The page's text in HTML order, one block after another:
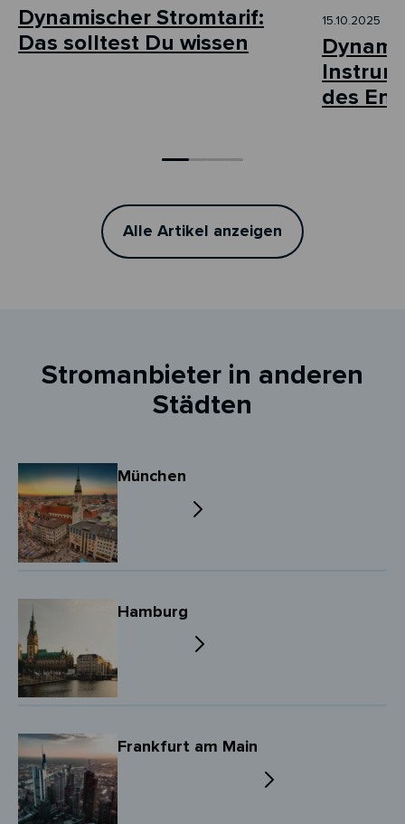
Dynamischer Stromtarif:
Das solltest Du wissen
15.10.2025
des
Alle Artikel anzeigen
Stromanbieter in anderen
Städten
München
Hamburg
Frankfurt am Main